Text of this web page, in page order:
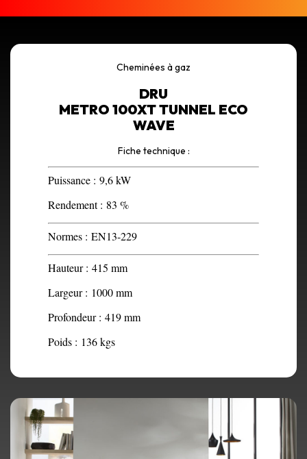
Cheminées à gaz
DRU
METRO 100XT TUNNEL ECO
WAVE
Fiche technique :
Puissance : 9,6 kW
Rendement : 83 %
Normes : EN13-229
Hauteur : 415 mm
Largeur : 1000 mm
Profondeur : 419 mm
Poids : 136 kgs